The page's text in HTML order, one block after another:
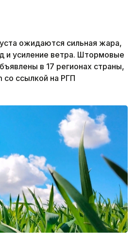
ожидаются сильная жара,
и усиление ветра. Штормовые
в 17 регионах страны,
со ссылкой на РГП